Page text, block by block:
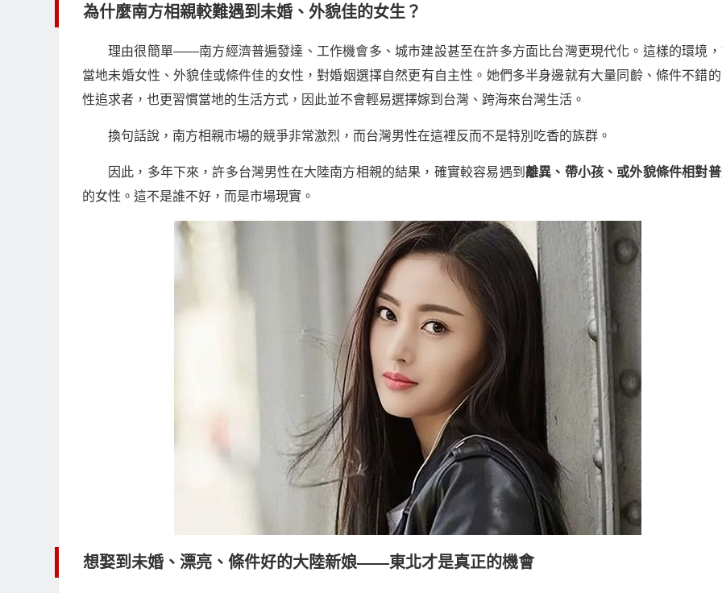
為什麼南方相親較難遇到未婚、外貌佳的女生？
理由很簡單——南方經濟普遍發達、工作機會多、城市建設甚至在許多方面比台灣更現代化。這樣的環境
當地未婚女性、外貌佳或條件佳的女性，對婚姻選擇自然更有自主性。她們多半身邊就有大量同齡、條件不錯的
性追求者，也更習慣當地的生活方式，因此並不會輕易選擇嫁到台灣、跨海來台灣生活。
換句話說，南方相親市場的競爭非常激烈，而台灣男性在這裡反而不是特別吃香的族群。
因此，多年下來，許多台灣男性在大陸南方相親的結果，確實較容易遇到 離異、帶小孩、或外貌條件相對
的女性。這不是誰不好，而是市場現實。
想娶到未婚、漂亮、條件好的大陸新娘——東北才是真正的機會